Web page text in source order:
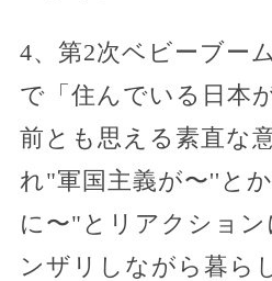
4、第2次ベビーブー
で「住んでいる日本
前とも思える素直な
れ"軍国主義が〜''と
に〜"とリアクション
ンザリしながら暮ら